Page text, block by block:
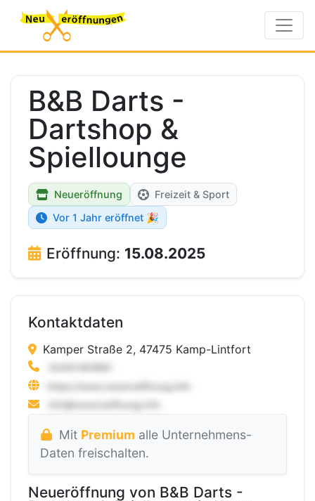
B&B Darts -
Dartshop &
Spiellounge
Neueröffnung
Freizeit & Sport
Vor 1 Jahr eröffnet 🎉
Eröffnung: 15.08.2025
Kontaktdaten
Kamper Straße 2, 47475 Kamp-Lintfort
Mit Premium alle Unternehmens-
Daten freischalten.
Neueröffnung von B&B Darts -